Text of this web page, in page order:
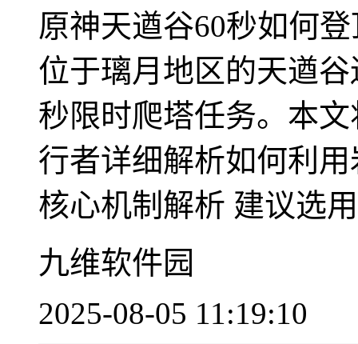
原神天遒谷60秒如何
位于璃月地区的天遒
秒限时爬塔任务。本
行者详细解析如何利
核心机制解析 建议选
九维软件园
2025-08-05 11:19:10